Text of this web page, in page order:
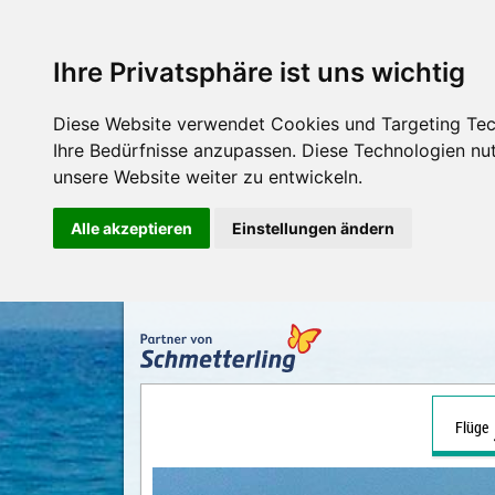
Ihre Privatsphäre ist uns wichtig
Diese Website verwendet Cookies und Targeting
Ihre Bedürfnisse anzupassen. Diese Technologien
unsere Website weiter zu entwickeln.
Alle akzeptieren Einstellungen ändern
Flüge